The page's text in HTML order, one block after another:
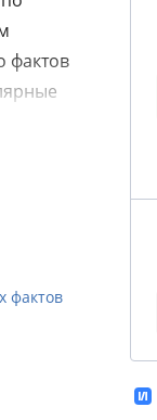
фактов
книги.
И
фактов